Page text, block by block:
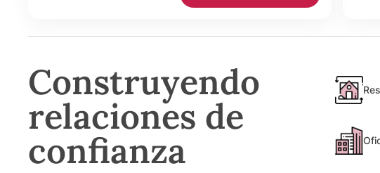
Construyendo
relaciones de
confianza